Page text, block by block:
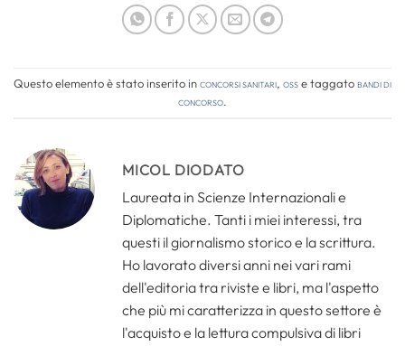
Questo elemento è stato inserito inConcorsi Sanitari, OSSe taggatobandi di
concorso.
MICOL DIODATO
Laureata in Scienze Internazionali e
Diplomatiche. Tanti i miei interessi, tra
questi il giornalismo storico e la scrittura.
Ho lavorato diversi anni nei vari rami
dell'editoria tra riviste e libri, ma l'aspetto
che più mi caratterizza in questo settore è
l'acquisto e la lettura compulsiva di libri